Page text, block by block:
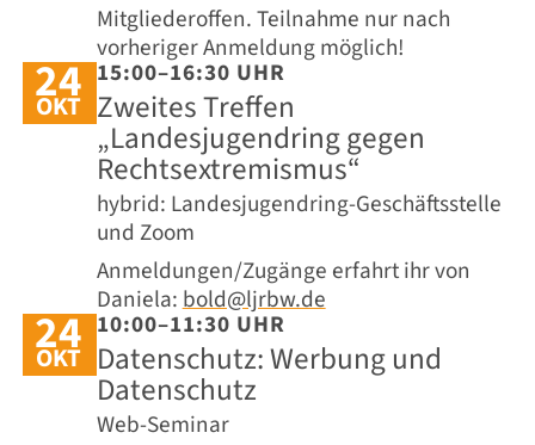
Mitgliederoffen. Teilnahme nur nach
vorheriger Anmeldung möglich!
24
OKT
15:00–16:30 UHR
Zweites Treffen
„Landesjugendring gegen
Rechtsextremismus“
hybrid: Landesjugendring-Geschäftsstelle
und Zoom
Anmeldungen/Zugänge erfahrt ihr von
Daniela:bold@ljrbw.de
24
OKT
10:00–11:30 UHR
Datenschutz: Werbung und
Datenschutz
Web-Seminar